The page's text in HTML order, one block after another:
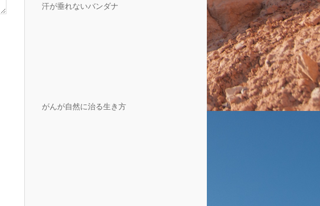
汗が垂れないバンダナ
がんが自然に治る生き方